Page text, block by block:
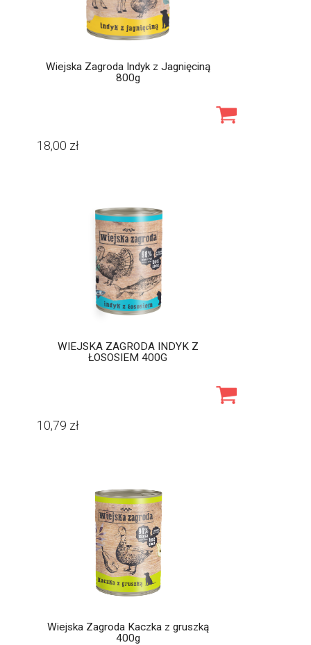
Wiejska Zagroda Indyk z Jagnięciną
800g
18,00 zł
WIEJSKA ZAGRODA INDYK Z
ŁOSOSIEM 400G
10,79 zł
Wiejska Zagroda Kaczka z gruszką
400g